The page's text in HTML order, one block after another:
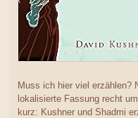
Muss ich hier viel erzählen?
lokalisierte Fassung recht
kurz: Kushner und Shadmi